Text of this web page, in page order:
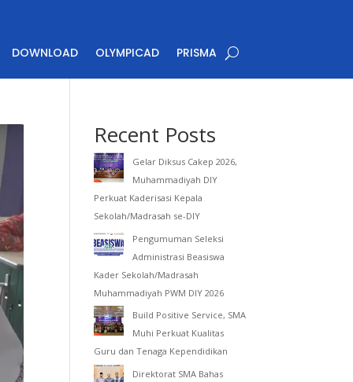
DOWNLOAD OLYMPICAD PRISMA
Recent Posts
Gelar Diksus Cakep 2026,
Muhammadiyah DIY
Perkuat Kaderisasi Kepala
Sekolah/Madrasah se-DIY
Pengumuman Seleksi
Administrasi Beasiswa
Kader Sekolah/Madrasah
Muhammadiyah PWM DIY 2026
Build Positive Service, SMA
Muhi Perkuat Kualitas
Guru dan Tenaga Kependidikan
Direktorat SMA Bahas